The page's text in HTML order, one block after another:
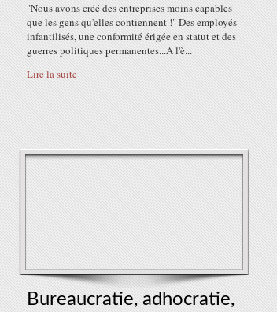
"Nous avons créé des entreprises moins capables
que les gens qu'elles contiennent !" Des employés
infantilisés, une conformité érigée en statut et des
guerres politiques permanentes...A l'è...
Lire la suite
Bureaucratie, adhocratie,